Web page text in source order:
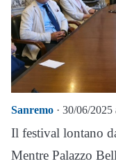
Sanremo · 30/06/
Il festival lontano
Mentre Palazzo